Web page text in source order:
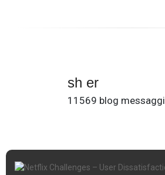
sh er
11569 blog messaggi